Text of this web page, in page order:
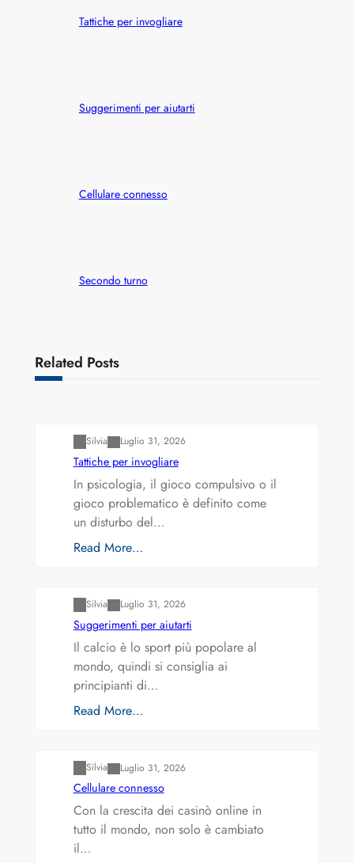
Tattiche per invogliare
Suggerimenti per aiutarti
Cellulare connesso
Secondo turno
Related Posts
Silvia Luglio 31, 2026
Tattiche per invogliare
In psicologia, il gioco compulsivo o il
gioco problematico è definito come
un disturbo del…
Read More…
Silvia Luglio 31, 2026
Suggerimenti per aiutarti
Il calcio è lo sport più popolare al
mondo, quindi si consiglia ai
principianti di…
Read More…
Silvia Luglio 31, 2026
Cellulare connesso
Con la crescita dei casinò online in
tutto il mondo, non solo è cambiato
il…